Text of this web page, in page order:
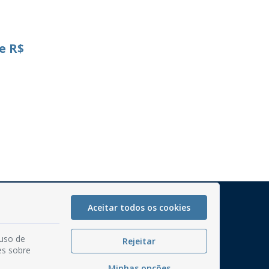
R$
Mapa do Site
Perguntas frequentes
Manual de Navegação
Glossário
de
sobre
Aceitar todos os cookies
Rejeitar